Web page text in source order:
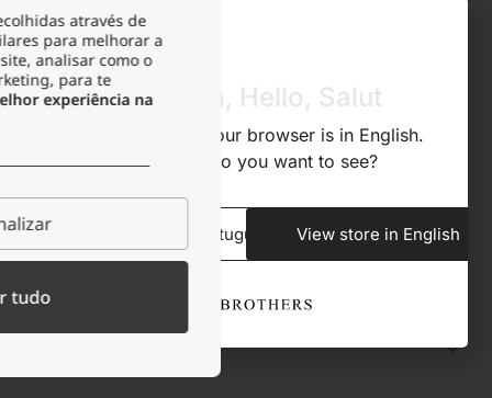
RESISTENTE À OXIDAÇÃO
RESISTENTE À TRANSPIRAÇÃO
ACONDICIONAMENTO
TIPO DE FECHO Mosquetão
através de
para melhorar a
analisar como o
para te
experiência na
tudo
Olá, Hola, Hello, Salut
We noticed that your browser is in English.
What store do you want to see?
View store in Portuguese View store in English